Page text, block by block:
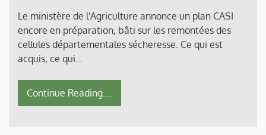
Le ministère de l'Agriculture annonce un plan CASI
encore en préparation, bâti sur les remontées des
cellules départementales sécheresse. Ce qui est
acquis, ce qui…
Continue Reading....